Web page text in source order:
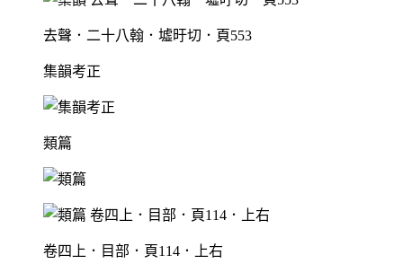
去聲．二十八翰．墟旴切．頁553
集韻考正
類篇
卷四上．目部．頁114．上右